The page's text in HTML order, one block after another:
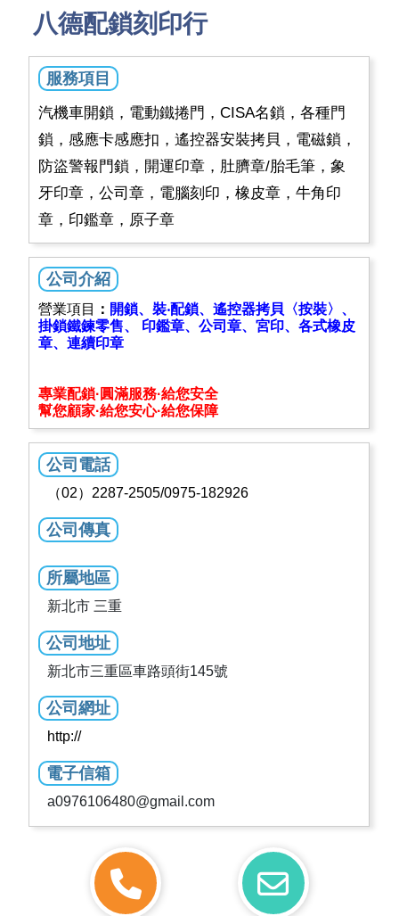
八德配鎖刻印行
服務項目
汽機車開鎖，電動鐵捲門，CISA名鎖，各種門
鎖，感應卡感應扣，遙控器安裝拷貝，電磁鎖，
防盜警報門鎖，開運印章，肚臍章/胎毛筆，象
牙印章，公司章，電腦刻印，橡皮章，牛角印
章，印鑑章，原子章
公司介紹
營業項目 ： 開鎖、裝‧配鎖、遙控器拷貝〈按裝〉、
掛鎖鐵鍊零售、 印鑑章、公司章、宮印、各式橡皮
章、連續印章
專業配鎖·圓滿服務·給您安全
幫您顧家·給您安心·給您保障
公司電話
（02）2287-2505/0975-182926
公司傳真
所屬地區
新北市 三重
公司地址
新北市三重區車路頭街145號
公司網址
http://
電子信箱
a0976106480@gmail.com